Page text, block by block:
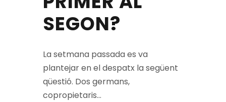
SEGON?
La setmana passada es va
plantejar en el despatx la següent
qüestió. Dos germans,
copropietaris...